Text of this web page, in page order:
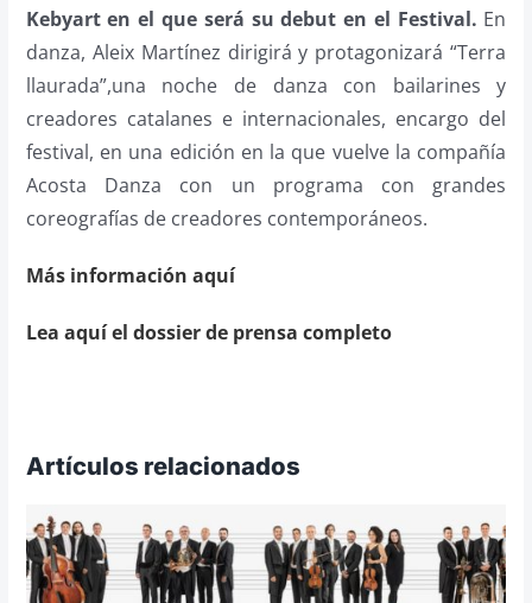
Kebyart en el que será su debut en el Festival. En
danza, Aleix Martínez dirigirá y protagonizará “Terra
llaurada”,una noche de danza con bailarines y
creadores catalanes e internacionales, encargo del
festival, en una edición en la que vuelve la compañía
Acosta Danza con un programa con grandes
coreografías de creadores contemporáneos.
Más información aquí
Lea aquí el dossier de prensa completo
Artículos relacionados